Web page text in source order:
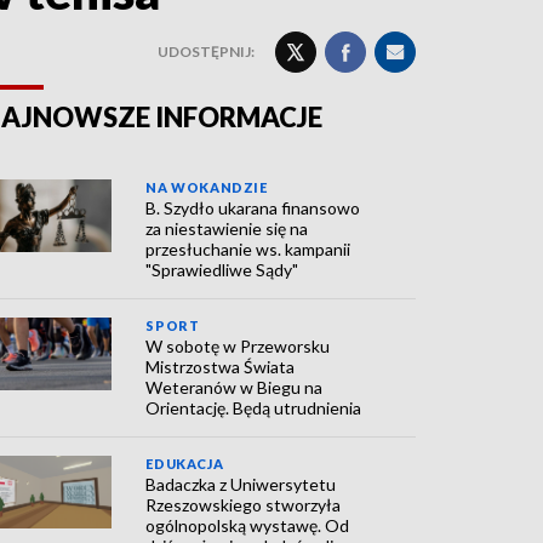
UDOSTĘPNIJ:
INFORMACJE
NA WOKANDZIE
B. Szydło ukarana finansowo
za niestawienie się na
przesłuchanie ws. kampanii
"Sprawiedliwe Sądy"
SPORT
W sobotę w Przeworsku
Mistrzostwa Świata
Weteranów w Biegu na
Orientację. Będą utrudnienia
EDUKACJA
Badaczka z Uniwersytetu
Rzeszowskiego stworzyła
ogólnopolską wystawę. Od